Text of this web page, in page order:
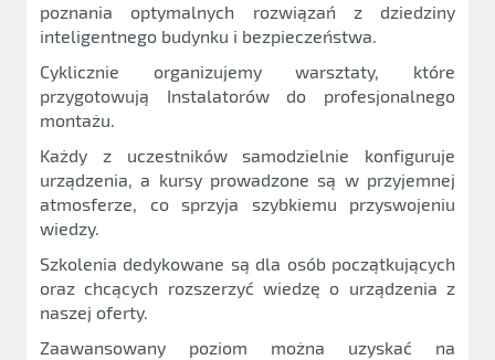
poznania optymalnych rozwiązań z dziedziny
inteligentnego budynku i bezpieczeństwa.
Cyklicznie organizujemy warsztaty, które
przygotowują Instalatorów do profesjonalnego
montażu.
Każdy z uczestników samodzielnie konfiguruje
urządzenia, a kursy prowadzone są w przyjemnej
atmosferze, co sprzyja szybkiemu przyswojeniu
wiedzy.
Szkolenia dedykowane są dla osób początkujących
oraz chcących rozszerzyć wiedzę o urządzenia z
naszej oferty.
Zaawansowany poziom można uzyskać na